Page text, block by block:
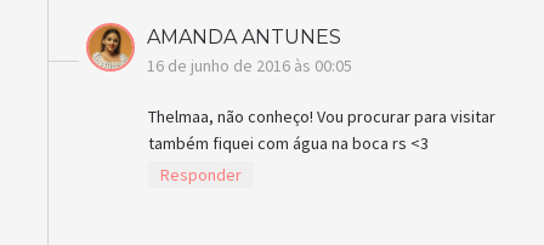
AMANDA ANTUNES
16 de junho de 2016 às 00:05
Thelmaa, não conheço! Vou procurar para visitar
também fiquei com água na boca rs <3
Responder